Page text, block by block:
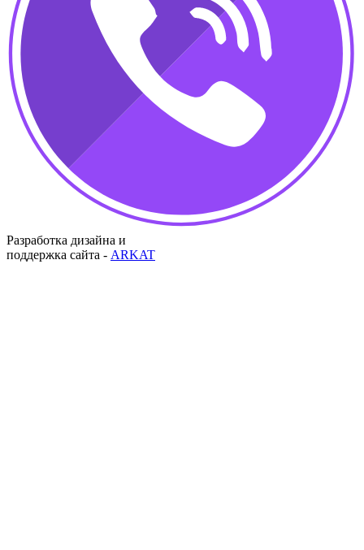
Разработка дизайна и
поддержка сайта - ARKAT